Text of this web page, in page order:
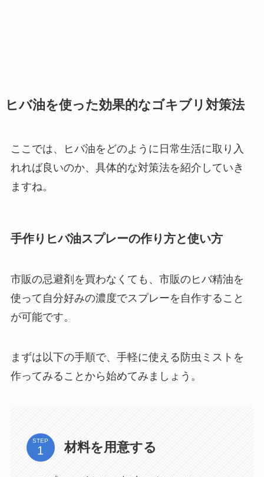
ヒバ油を使った効果的なゴキブリ対策法
ここでは、ヒバ油をどのように日常生活に取り入
れれば良いのか、具体的な対策法を紹介していき
ますね。
手作りヒバ油スプレーの作り方と使い方
市販の忌避剤を買わなくても、市販のヒバ精油を
使って自分好みの濃度でスプレーを自作すること
が可能です。
まずは以下の手順で、手軽に使える防虫ミストを
作ってみることから始めてみましょう。
STEP 材料を用意する